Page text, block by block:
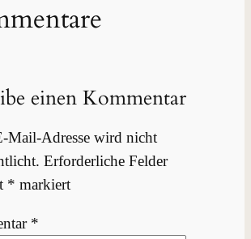
einen Kommentar
Mail-Adresse wird nicht
Erforderliche Felder
* markiert
*